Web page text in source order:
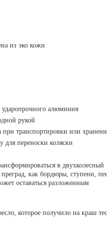
из эко кожи
ударопрочного алюминия
рукой
транспортировки или
для переноски коляски
в двухколесный
как бордюры, ступени,
оставаться разложенным
которое получило на краш